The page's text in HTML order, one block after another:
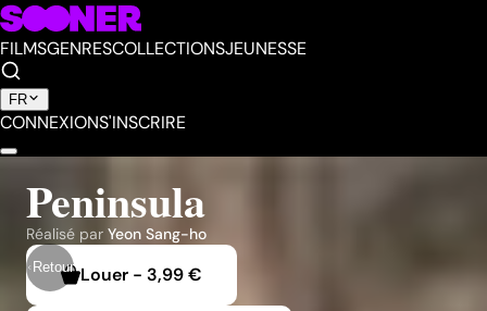
FILMSGENRESCOLLECTIONSJEUNESSE
FR
CONNEXIONS'INSCRIRE
Retour
Peninsula
Réalisé par Yeon Sang-ho
Louer - 3,99 €